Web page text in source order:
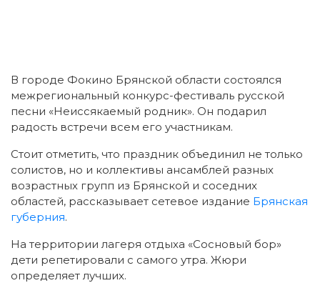
В городе Фокино Брянской области состоялся
межрегиональный конкурс-фестиваль русской
песни «Неиссякаемый родник». Он подарил
радость встречи всем его участникам.
Стоит отметить, что праздник объединил не только
солистов, но и коллективы ансамблей разных
возрастных групп из Брянской и соседних
областей, рассказывает сетевое издание Брянская
губерния.
На территории лагеря отдыха «Сосновый бор»
дети репетировали с самого утра. Жюри
определяет лучших.